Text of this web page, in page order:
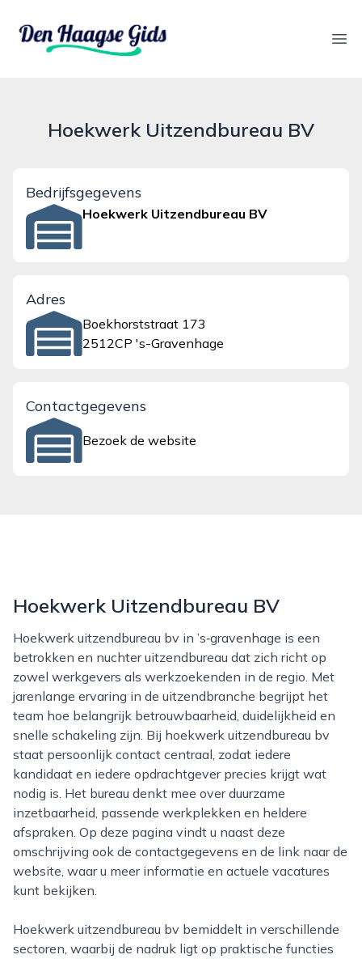
denhaagsegids.nl
Hoekwerk Uitzendbureau BV
Bedrijfsgegevens
Hoekwerk Uitzendbureau BV
Adres
Boekhorststraat 173
2512CP 's-Gravenhage
Contactgegevens
Bezoek de website
Hoekwerk Uitzendbureau BV
Hoekwerk uitzendbureau bv in ’s‑gravenhage is een
betrokken en nuchter uitzendbureau dat zich richt op
zowel werkgevers als werkzoekenden in de regio. Met
jarenlange ervaring in de uitzendbranche begrijpt het
team hoe belangrijk betrouwbaarheid, duidelijkheid en
snelle schakeling zijn. Bij hoekwerk uitzendbureau bv
staat persoonlijk contact centraal, zodat iedere
kandidaat en iedere opdrachtgever precies krijgt wat
nodig is. Het bureau denkt mee over duurzame
inzetbaarheid, passende werkplekken en heldere
afspraken. Op deze pagina vindt u naast deze
omschrijving ook de contactgegevens en de link naar de
website, waar u meer informatie en actuele vacatures
kunt bekijken.
Hoekwerk uitzendbureau bv bemiddelt in verschillende
sectoren, waarbij de nadruk ligt op praktische functies